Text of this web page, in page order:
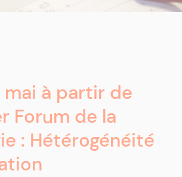
à partir de
Forum de la
: Hétérogénéité